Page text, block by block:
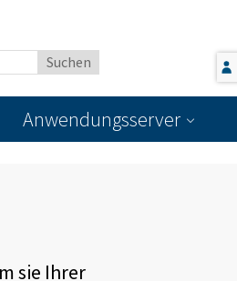
Anwendungsserver
sie Ihrer